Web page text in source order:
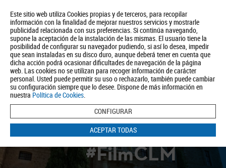
Este sitio web utiliza Cookies propias y de terceros, para recopilar
información con la finalidad de mejorar nuestros servicios y mostrarle
publicidad relacionada con sus preferencias. Si continúa navegando,
supone la aceptación de la instalación de las mismas. El usuario tiene la
posibilidad de configurar su navegador pudiendo, si así lo desea, impedir
que sean instaladas en su disco duro, aunque deberá tener en cuenta que
dicha acción podrá ocasionar dificultades de navegación de la página
web. Las cookies no se utilizan para recoger información de carácter
personal. Usted puede permitir su uso o rechazarlo, también puede cambiar
su configuración siempre que lo desee. Dispone de más información en
nuestra Política de Cookies.
CONFIGURAR
ACEPTAR TODAS
Quiénes somos Turismo Política de Privacidad Aviso Legal
Política de Cookies
BUSCAR
#FilmCLM